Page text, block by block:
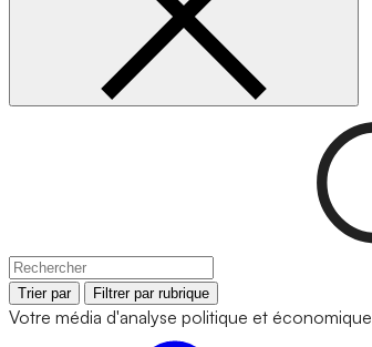
Trier par Filtrer par rubrique
Votre média d'analyse politique et économique